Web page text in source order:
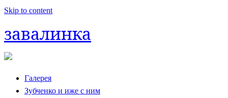
Skip to content
завалинка
Галерея
Зубченко и иже с ним